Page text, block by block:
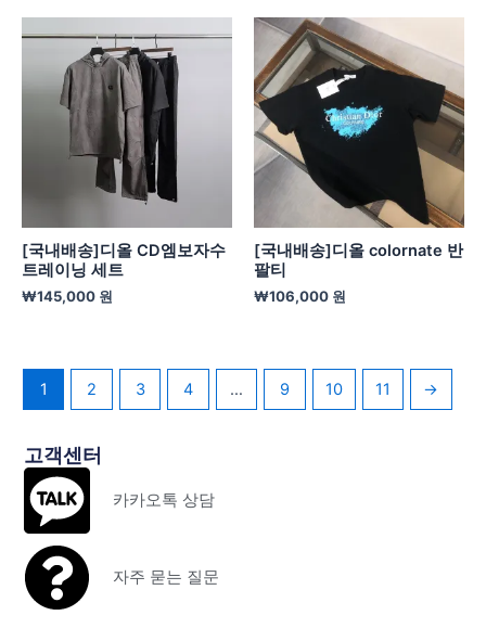
[국내배송]디올 CD엠보자수
트레이닝 세트
₩145,000 원
[국내배송]디올 colornate 반
팔티
₩106,000 원
1 2 3 4 … 9 10 11 →
고객센터
카카오톡 상담
자주 묻는 질문